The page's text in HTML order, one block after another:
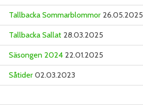
Tallbacka Sommarblommor 26.05.2025
Tallbacka Sallat 28.03.2025
Säsongen 2024 22.01.2025
Såtider 02.03.2023